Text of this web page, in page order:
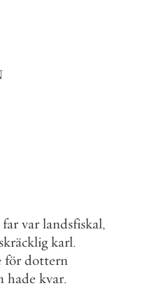
far var landsfiskal,
karl.
för dottern
hade kvar.